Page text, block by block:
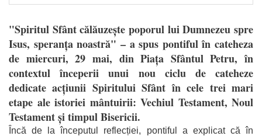
"Spiritul Sfânt călăuzește poporul lui Dumnezeu spre
Isus, speranța noastră" – a spus pontiful în cateheza
de miercuri, 29 mai, din Piața Sfântul Petru, în
contextul începerii unui nou ciclu de cateheze
dedicate acțiunii Spiritului Sfânt în cele trei mari
etape ale istoriei mântuirii: Vechiul Testament, Noul
Testament și timpul Bisericii.
Încă de la începutul reflecției, pontiful a explicat că în